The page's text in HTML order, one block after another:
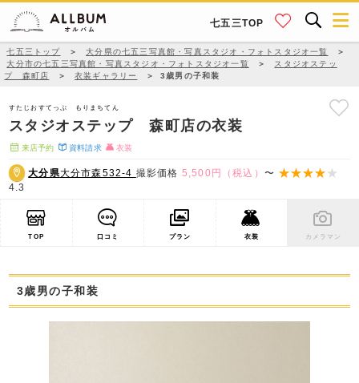
七五三TOP
七五三トップ ＞ 大分県の七五三写真館・写真スタジオ・フォトスタジオ一覧
＞
大分市の七五三写真館・写真スタジオ・フォトスタジオ一覧
＞
スタジオステッ
プ 森町店
＞ 衣装ギャラリー ＞ 3歳男の子和装
すたじおすてっぷ もりまちてん
スタジオステップ 森町店の衣装
来店予約 資料請求 衣装
大分県大分市森532-4 撮影価格 5,500円（税込） 〜
4.3
TOP 口コミ プラン 衣装 カメラマン
3歳男の子和装